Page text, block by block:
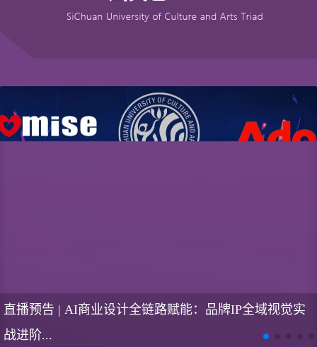
直播预告 | AI商业设计全链路赋能：品牌IP全域视觉实
战进阶...